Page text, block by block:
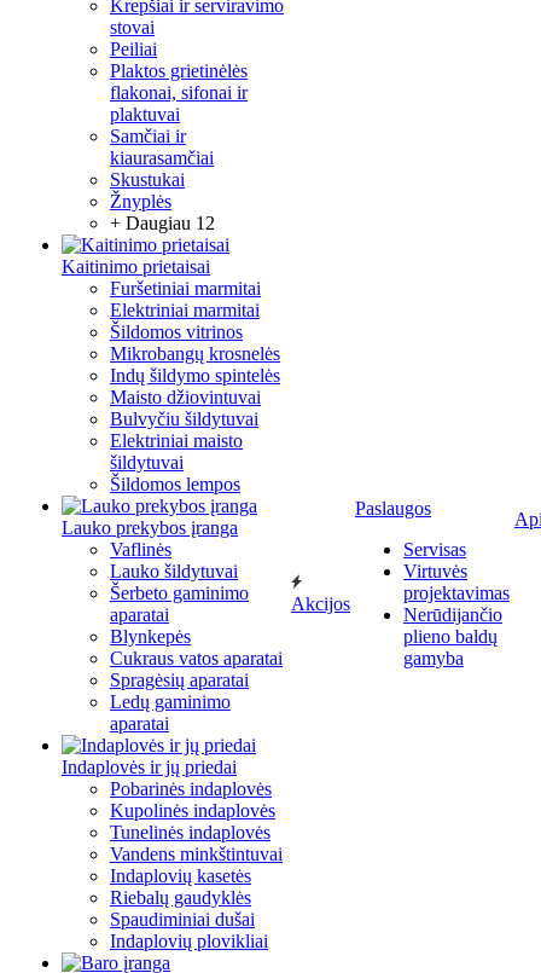
Krepšiai ir serviravimo
stovai
Peiliai
Plaktos grietinėlės
flakonai, sifonai ir
plaktuvai
Samčiai ir
kiaurasamčiai
Skustukai
Žnyplės
+ Daugiau 12
Kaitinimo prietaisai
Furšetiniai marmitai
Elektriniai marmitai
Šildomos vitrinos
Mikrobangų krosnelės
Indų šildymo spintelės
Maisto džiovintuvai
Bulvyčiu šildytuvai
Elektriniai maisto
šildytuvai
Šildomos lempos
Lauko prekybos įranga
Vaflinės
Lauko šildytuvai
Šerbeto gaminimo
aparatai
Blynkepės
Cukraus vatos aparatai
Spragėsių aparatai
Ledų gaminimo
aparatai
Indaplovės ir jų priedai
Pobarinės indaplovės
Kupolinės indaplovės
Tunelinės indaplovės
Vandens minkštintuvai
Indaplovių kasetės
Riebalų gaudyklės
Spaudiminiai dušai
Indaplovių plovikliai
Akcijos
Paslaugos
Servisas
Virtuvės
projektavimas
Nerūdijančio
plieno baldų
gamyba